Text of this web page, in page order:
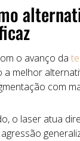
o avanço da
melhor
com
o laser atua